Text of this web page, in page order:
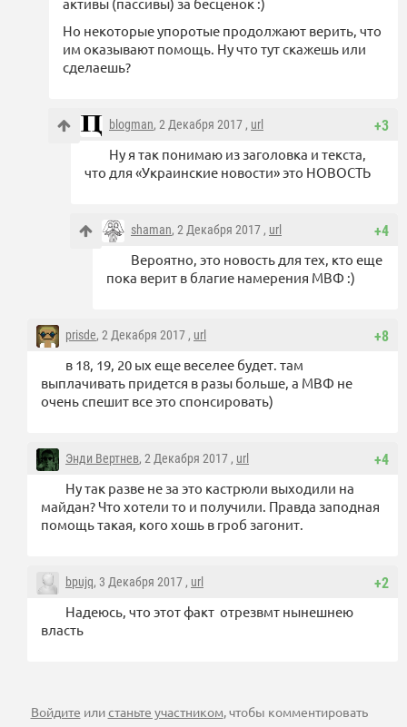
Но некоторые упоротые продолжают верить, что
им оказывают помощь. Ну что тут скажешь или
сделаешь?
+3
blogman, 2 Декабря 2017 , url
Ну я так понимаю из заголовка и текста,
что для «Украинские новости» это НОВОСТЬ
+4
shaman, 2 Декабря 2017 , url
Вероятно, это новость для тех, кто еще
пока верит в благие намерения МВФ :)
+8
prisde, 2 Декабря 2017 , url
в 18, 19, 20 ых еще веселее будет. там
выплачивать придется в разы больше, а МВФ не
очень спешит все это спонсировать)
+4
Энди Вертнев, 2 Декабря 2017 , url
Ну так разве не за это кастрюли выходили на
майдан? Что хотели то и получили. Правда заподная
помощь такая, кого хошь в гроб загонит.
+2
bpujq, 3 Декабря 2017 , url
Надеюсь, что этот факт отрезвмт нынешнею
власть
Войдите илистаньте участником, чтобы комментировать